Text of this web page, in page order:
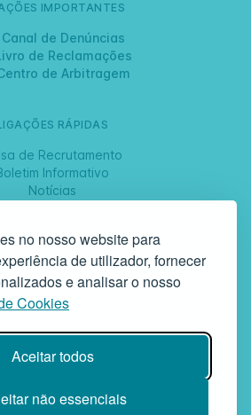
no nosso website para
de utilizador, fornecer
e analisar o nosso
Cookies
Aceitar todos
não essenciais
IMPORTANTES
Canal de Denúncias
de Reclamações
de Arbitragem
RÁPIDAS
de Recrutamento
Informativo
Notícias
SIGA-NOS
de Atendimento à Família
4900-561 Viana do Castelo | tel +351 258
Solidariedade Social | Inscrição nº 58/96
03-1997 | N.º Contribuinte 503748935